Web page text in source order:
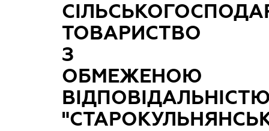
ТОВАРИСТВО
З
ОБМЕЖЕНОЮ